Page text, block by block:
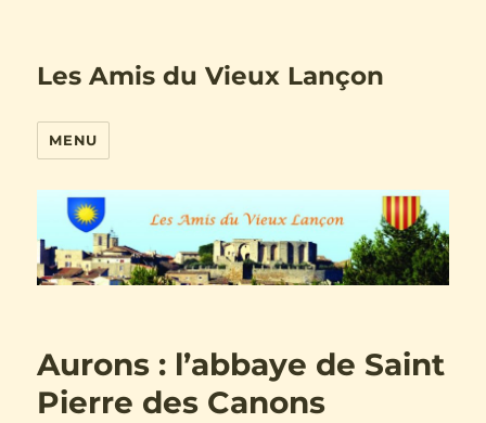
Les Amis du Vieux Lançon
MENU
Aurons : l’abbaye de Saint
Pierre des Canons